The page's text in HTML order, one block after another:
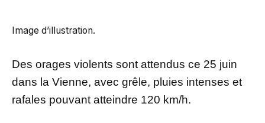
Image d’illustration.
Des orages violents sont attendus ce 25 juin
dans la Vienne, avec grêle, pluies intenses et
rafales pouvant atteindre 120 km/h.